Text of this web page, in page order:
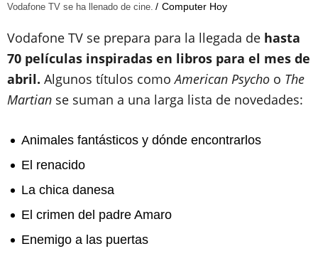
Vodafone TV se ha llenado de cine. Computer Hoy
Vodafone TV se prepara para la llegada de hasta
70 películas inspiradas en libros para el mes de
abril. Algunos títulos comoAmerican Psycho o The
Martian se suman a una larga lista de novedades:
Animales fantásticos y dónde encontrarlos
El renacido
La chica danesa
El crimen del padre Amaro
Enemigo a las puertas